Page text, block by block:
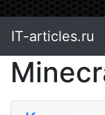
IT-articles.ru